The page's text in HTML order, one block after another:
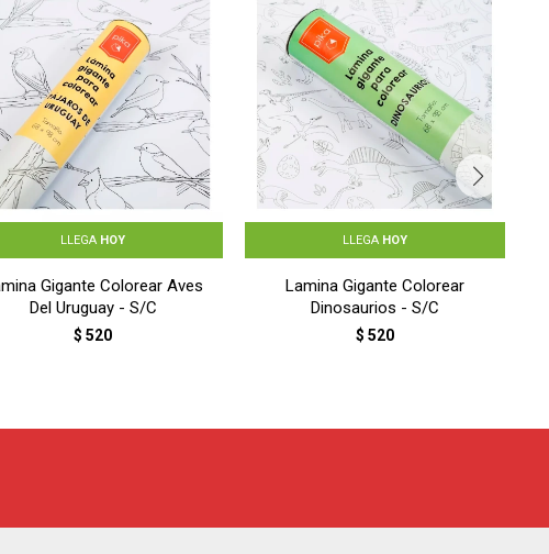
LLEGA HOY
Gigante Colorear Aves
Del Uruguay - S/C
$ 520
LLEGA HOY
Lamina Gigante Colorear
Dinosaurios - S/C
$ 520